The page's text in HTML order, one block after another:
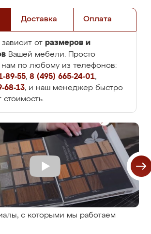
Доставка Оплата
от размеров и
Вашей мебели. Просто
нам по любому из телефонов:
89-55, 8 (495) 665-24-01,
68-13, и наш менеджер быстро
стоимость.
с которыми мы работаем